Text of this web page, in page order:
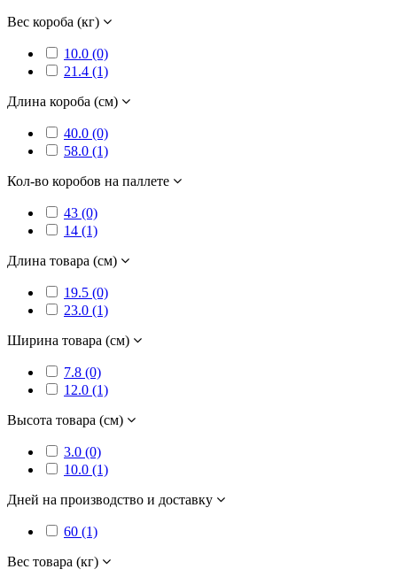
Вес короба (кг)
10.0 (0)
21.4 (1)
Длина короба (см)
40.0 (0)
58.0 (1)
Кол-во коробов на паллете
43 (0)
14 (1)
Длина товара (см)
19.5 (0)
23.0 (1)
Ширина товара (см)
7.8 (0)
12.0 (1)
Высота товара (см)
3.0 (0)
10.0 (1)
Дней на производство и доставку
60 (1)
Вес товара (кг)